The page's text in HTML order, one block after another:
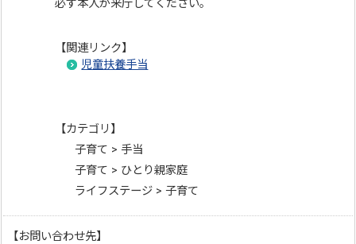
必ず本人が来庁してください。
【関連リンク】
児童扶養手当
【カテゴリ】
子育て > 手当
子育て > ひとり親家庭
ライフステージ > 子育て
【お問い合わせ先】